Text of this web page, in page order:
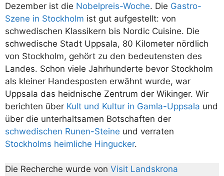
Dezember ist die Nobelpreis-Woche. Die Gastro-
Szene in Stockholm ist gut aufgestellt: von
schwedischen Klassikern bis Nordic Cuisine. Die
schwedische Stadt Uppsala, 80 Kilometer nördlich
von Stockholm, gehört zu den bedeutensten des
Landes. Schon viele Jahrhunderte bevor Stockholm
als kleiner Handesposten erwähnt wurde, war
Uppsala das heidnische Zentrum der Wikinger. Wir
berichten über Kult und Kultur in Gamla-Uppsala und
über die unterhaltsamen Botschaften der
schwedischen Runen-Steine und verraten
Stockholms heimliche Hingucker.
Die Recherche wurde von Visit Landskrona